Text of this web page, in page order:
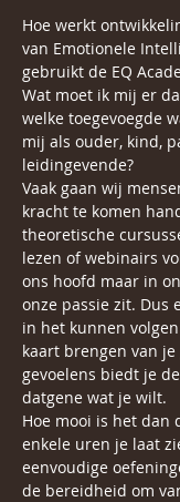
Hoe werkt
van Emotionele
gebruikt de EQ
Wat moet ik mij er
welke toegevoegde
mij als ouder, kind,
leidingevende?
Vaak gaan wij
kracht te komen
theoretische
lezen of webinairs
ons hoofd maar in
onze passie zit. Dus
in het kunnen
kaart brengen van je
gevoelens biedt je
datgene wat je wilt.
Hoe mooi is het dan
enkele uren je laat
eenvoudige
de bereidheid om